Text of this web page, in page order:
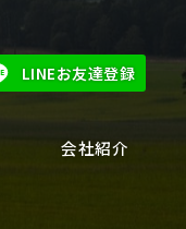
LINEお友達登録
会社紹介